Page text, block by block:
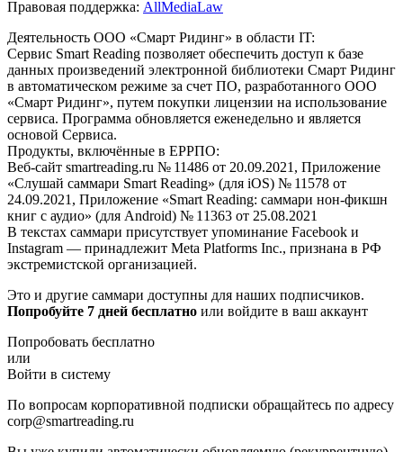
Правовая поддержка: AllMediaLaw
Деятельность ООО «Смарт Ридинг» в области IT:
Сервис Smart Reading позволяет обеспечить доступ к базе
данных произведений электронной библиотеки Смарт Ридинг
в автоматическом режиме за счет ПО, разработанного ООО
«Смарт Ридинг», путем покупки лицензии на использование
сервиса. Программа обновляется еженедельно и является
основой Сервиса.
Продукты, включённые в ЕРРПО:
Веб-сайт smartreading.ru № 11486 от 20.09.2021, Приложение
«Слушай саммари Smart Reading» (для iOS) № 11578 от
24.09.2021, Приложение «Smart Reading: саммари нон-фикшн
книг с аудио» (для Android) № 11363 от 25.08.2021
В текстах саммари присутствует упоминание Facebook и
Instagram — принадлежит Meta Platforms Inc., признана в РФ
экстремистской организацией.
Это и другие саммари доступны для наших подписчиков.
Попробуйте 7 дней бесплатно или войдите в ваш аккаунт
Попробовать бесплатно
или
Войти в систему
По вопросам корпоративной подписки обращайтесь по адресу
corp@smartreading.ru